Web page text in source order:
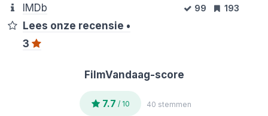
99 193
IMDb
Lees onze recensie •
3
FilmVandaag-score
7.7 / 10 40 stemmen